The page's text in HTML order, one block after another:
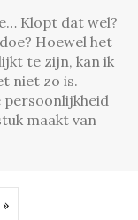
Klopt dat wel?
Hoewel het
te zijn, kan ik
niet zo is.
persoonlijkheid
maakt van